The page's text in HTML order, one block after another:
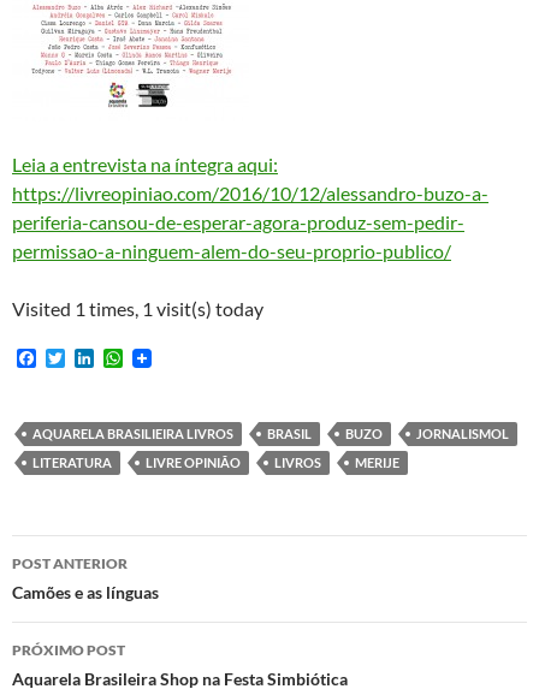
Leia a entrevista na íntegra aqui:
https://livreopiniao.com/2016/10/12/alessandro-buzo-a-
periferia-cansou-de-esperar-agora-produz-sem-pedir-
permissao-a-ninguem-alem-do-seu-proprio-publico/
Visited 1 times, 1 visit(s) today
F
b
o
o
T
t
e
r
e
d
I
W
s
A
p
AQUARELA BRASILIEIRA LIVROS BRASIL BUZO
JORNALISMOL
LITERATURA
LIVRE OPINIÃO LIVROS MERIJE
Navegação
de
posts
POST ANTERIOR
Camões e as línguas
PRÓXIMO POST
Aquarela Brasileira Shop na Festa Simbiótica